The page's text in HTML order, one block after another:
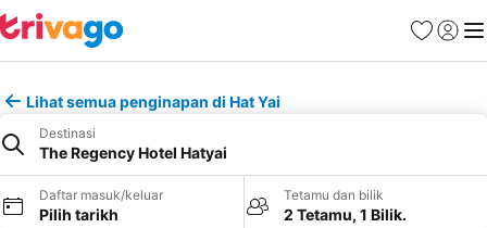
Kegemaran
Daftar
Lihat semua penginapan di Hat Yai
Destinasi
The Regency Hotel Hatyai
Daftar masuk/keluar
Pilih tarikh
Tetamu dan bilik
2 Tetamu, 1 Bilik.